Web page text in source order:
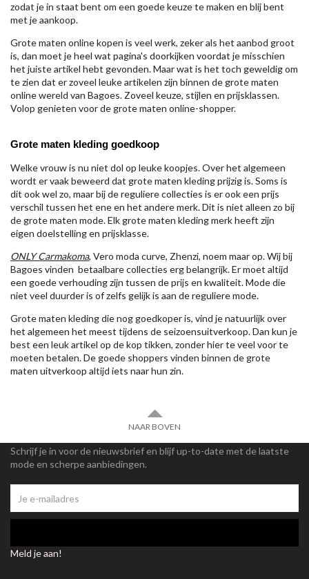
zodat je in staat bent om een goede keuze te maken en blij bent
met je aankoop.
Grote maten online kopen is veel werk, zeker als het aanbod groot
is, dan moet je heel wat pagina's doorkijken voordat je misschien
het juiste artikel hebt gevonden. Maar wat is het toch geweldig om
te zien dat er zoveel leuke artikelen zijn binnen de grote maten
online wereld van Bagoes. Zoveel keuze, stijlen en prijsklassen.
Volop genieten voor de grote maten online-shopper.
Grote maten kleding goedkoop
Welke vrouw is nu niet dol op leuke koopjes. Over het algemeen
wordt er vaak beweerd dat grote maten kleding prijzig is. Soms is
dit ook wel zo, maar bij de reguliere collecties is er ook een prijs
verschil tussen het ene en het andere merk. Dit is niet alleen zo bij
de grote maten mode. Elk grote maten kleding merk heeft zijn
eigen doelstelling en prijsklasse.
ONLY Carmakoma, Vero moda curve, Zhenzi, noem maar op. Wij bij
Bagoes vinden betaalbare collecties erg belangrijk. Er moet altijd
een goede verhouding zijn tussen de prijs en kwaliteit. Mode die
niet veel duurder is of zelfs gelijk is aan de reguliere mode.
Grote maten kleding die nog goedkoper is, vind je natuurlijk over
het algemeen het meest tijdens de seizoensuitverkoop. Dan kun je
best een leuk artikel op de kop tikken, zonder hier te veel voor te
moeten betalen. De goede shoppers vinden binnen de grote
maten uitverkoop altijd iets naar hun zin.
NAAR BOVEN
Schrijf je in voor de nieuwsbrief en blijf up-to-date met de laatste
mode en scherpe aanbiedingen.
Meld je aan!